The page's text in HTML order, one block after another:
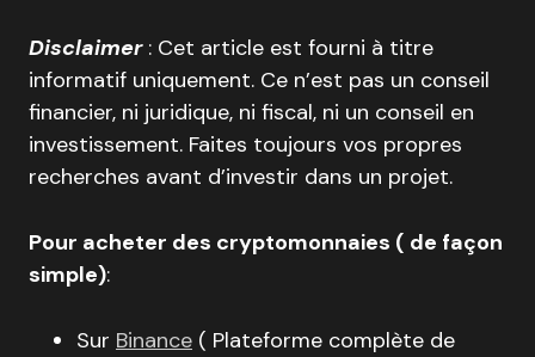
Disclaimer : Cet article est fourni à titre
informatif uniquement. Ce n’est pas un conseil
financier, ni juridique, ni fiscal, ni un conseil en
investissement. Faites toujours vos propres
recherches avant d’investir dans un projet.
Pour acheter des cryptomonnaies ( de façon
simple):
Sur Binance ( Plateforme complète de